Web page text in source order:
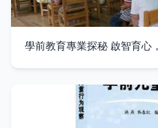
學前教育專業探秘 啟智育心